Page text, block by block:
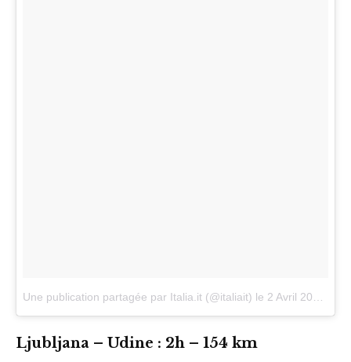
Une publication partagée par Italia.it (@italiait) le 2 Avril 2017 à 9h23 PDT
Ljubljana – Udine : 2h – 154 km